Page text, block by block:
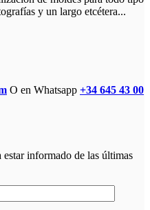
y un largo etcétera...
O en Whatsapp +34 645 43 00
estar informado de las últimas